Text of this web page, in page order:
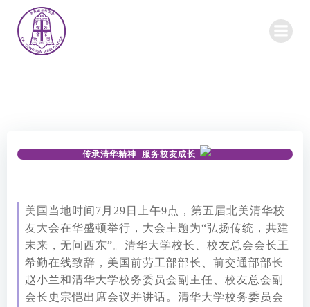
传承清华精神 服务校友成长
美国当地时间7月29日上午9点，第五届北美清华校
友大会在华盛顿举行，大会主题为“弘扬传统，共建
未来，无问西东”。清华大学校长、校友总会会长王
希勤在线致辞，美国前劳工部部长、前交通部部长
赵小兰和清华大学校务委员会副主任、校友总会副
会长史宗恺出席会议并讲话。清华大学校务委员会